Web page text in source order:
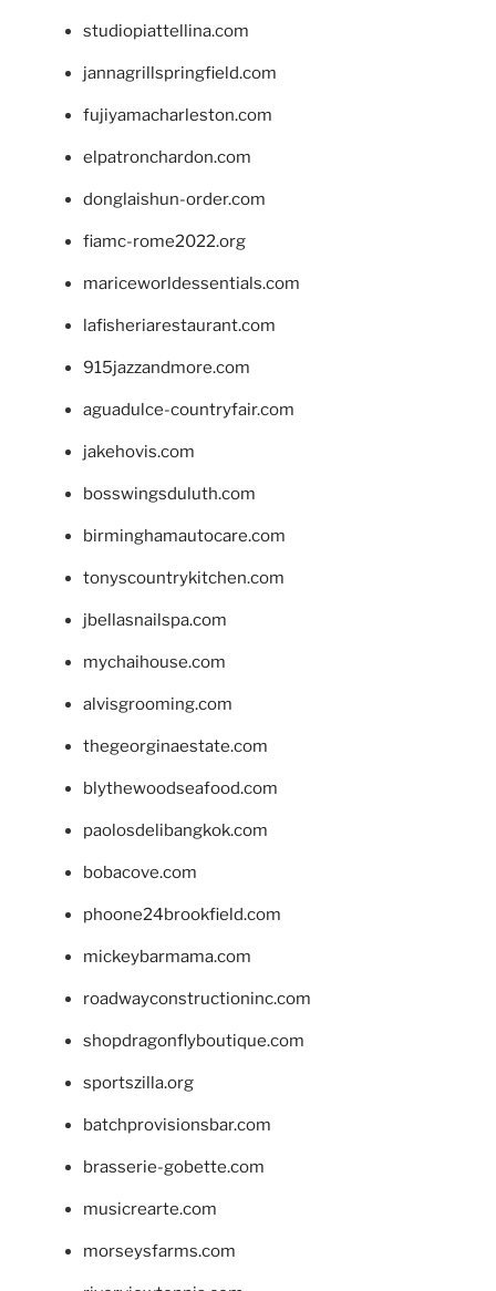
studiopiattellina.com
jannagrillspringfield.com
fujiyamacharleston.com
elpatronchardon.com
donglaishun-order.com
fiamc-rome2022.org
mariceworldessentials.com
lafisheriarestaurant.com
915jazzandmore.com
aguadulce-countryfair.com
jakehovis.com
bosswingsduluth.com
birminghamautocare.com
tonyscountrykitchen.com
jbellasnailspa.com
mychaihouse.com
alvisgrooming.com
thegeorginaestate.com
blythewoodseafood.com
paolosdelibangkok.com
bobacove.com
phoone24brookfield.com
mickeybarmama.com
roadwayconstructioninc.com
shopdragonflyboutique.com
sportszilla.org
batchprovisionsbar.com
brasserie-gobette.com
musicrearte.com
morseysfarms.com